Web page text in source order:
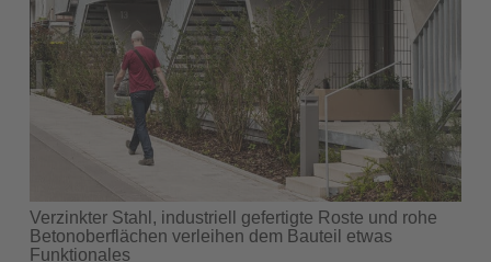
Verzinkter Stahl, industriell gefertigte Roste und rohe
Betonoberflächen verleihen dem Bauteil etwas
Funktionales